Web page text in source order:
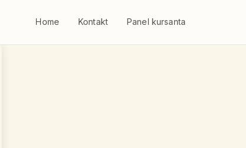
Home Kontakt Panel kursanta